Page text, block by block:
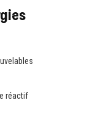
réactif